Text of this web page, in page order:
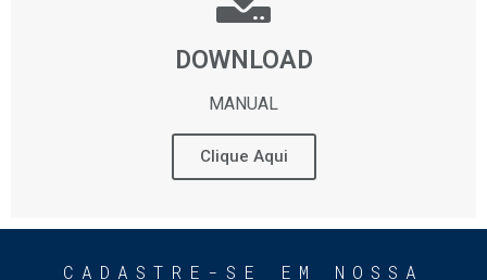
DOWNLOAD
MANUAL
Clique Aqui
CADASTRE-SE EM NOSSA